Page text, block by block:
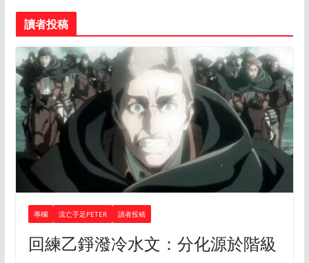
讀者投稿
專欄 流亡手足PETER 讀者投稿
回練乙錚潑冷水文：分化源於階級